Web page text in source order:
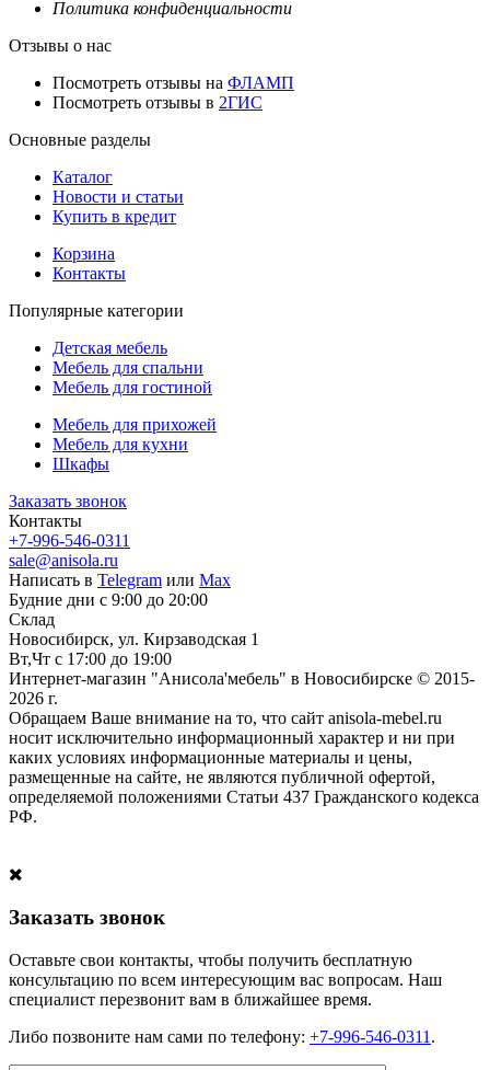
Политика конфиденциальности
Отзывы о нас
Посмотреть отзывы на ФЛАМП
Посмотреть отзывы в 2ГИС
Основные разделы
Каталог
Новости и статьи
Купить в кредит
Корзина
Контакты
Популярные категории
Детская мебель
Мебель для спальни
Мебель для гостиной
Мебель для прихожей
Мебель для кухни
Шкафы
Заказать звонок
Контакты
+7-996-546-0311
sale@anisola.ru
Написать в Telegram или Max
Будние дни с 9:00 до 20:00
Склад
Новосибирск, ул. Кирзаводская 1
Вт,Чт с 17:00 до 19:00
Интернет-магазин "Анисола'мебель" в Новосибирске © 2015-
2026 г.
Обращаем Ваше внимание на то, что сайт anisola-mebel.ru
носит исключительно информационный характер и ни при
каких условиях информационные материалы и цены,
размещенные на сайте, не являются публичной офертой,
определяемой положениями Статьи 437 Гражданского кодекса
РФ.
Заказать звонок
Оставьте свои контакты, чтобы получить бесплатную
консультацию по всем интересующим вас вопросам. Наш
специалист перезвонит вам в ближайшее время.
Либо позвоните нам сами по телефону: +7-996-546-0311 .